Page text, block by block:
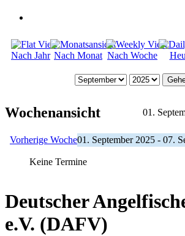
Nach Jahr Nach Monat Nach Woche
Wochenansicht 01.
Vorherige Woche01. September 2025 - 07.
Keine Termine
Deutscher
e.V. (DAFV)